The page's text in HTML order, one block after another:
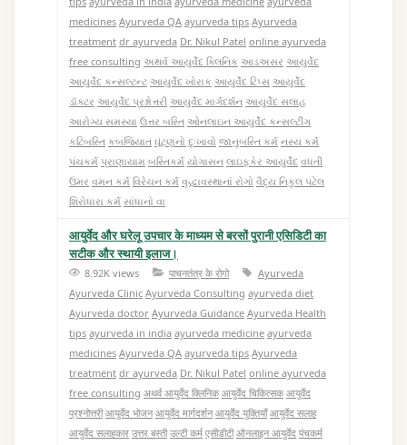
medicines Ayurveda QA ayurveda tips Ayurveda
treatment dr ayurveda Dr. Nikul Patel online ayurveda
free consulting અથર્વ આયુર્વેદ ક્લિનિક આડઅસર આયુર્વેદ
આયુર્વેદ કન્સલ્ટન્ટ આયુર્વેદ ખોરાક આયુર્વેદ ટિપ્સ આયુર્વેદ
ડૉક્ટર આયુર્વેદ પ્રશ્નોત્તરી આયુર્વેદ માર્ગદર્શન આયુર્વેદ સલાહ
આરોગ્ય સમસ્યા ઉત્તર બસ્તિ ઓનલાઇન આયુર્વેદ કન્સલ્ટીંગ
કટિબસ્તિ કબજિયાત ઘૂંટણનો દુઃખાવો જાનુબસ્તિ કર્મ નસ્ય કર્મ
પંચકર્મ પ્રાણાયામ બસ્તિકર્મ યોગાસન લાઇફકેર આયુર્વેદ વધતી
ઉંમર વમન કર્મ વિરેચન કર્મ વૄદ્ધાવસ્થાનાં રોગો વૈદ્ય નિકુલ પટેલ
શિરોધારા કર્મ સાંધાનો વા
आयुर्वेद और घरेलू उपचार के माध्यम से बरसों पुरानी एसिडिटी का
सटीक और स्थायी इलाज।
8.92K views पाचनतंत्र के रोगो
Ayurveda
Ayurveda Clinic Ayurveda Consulting ayurveda diet
Ayurveda doctor Ayurveda Guidance Ayurveda Health
tips ayurveda in india ayurveda medicine ayurveda
medicines Ayurveda QA ayurveda tips Ayurveda
treatment dr ayurveda Dr. Nikul Patel online ayurveda
free consulting अथर्व आयुर्वेद क्लिनिक आयुर्वेद चिकित्सक आयुर्वेद
प्रश्नोत्तरी आयुर्वेद भोजन आयुर्वेद मार्गदर्शन आयुर्वेद युक्तियाँ आयुर्वेद सलाह
आयुर्वेद सलाहकार उत्तर बस्ती उल्टी कर्म एसीडीटी ऑनलाइन आयुर्वेद पंचकर्म